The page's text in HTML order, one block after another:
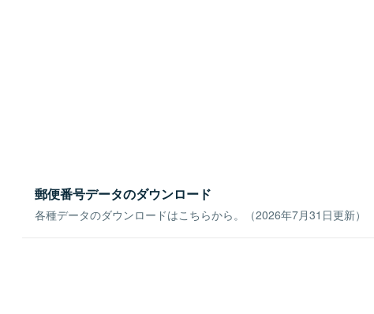
郵便番号データのダウンロード
各種データのダウンロードはこちらから。（2026年7月31日更新）